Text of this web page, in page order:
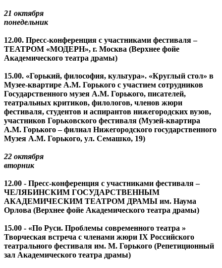
21 октября
понедельник
12.00. Пресс-конференция с участниками фестиваля –
ТЕАТРОМ «МОДЕРН», г. Москва (Верхнее фойе
Академического театра драмы)
15.00. «Горький, философия, культура». «Круглый стол» в
Музее-квартире А.М. Горького с участием сотрудников
Государственного музея А.М. Горького, писателей,
театральных критиков, филологов, членов жюри
фестиваля, студентов и аспирантов нижегородских вузов,
участников Горьковского фестиваля (Музей-квартира
А.М. Горького – филиал Нижегородского государственного
Музея А.М. Горького, ул. Семашко, 19)
22 октября
вторник
12.00 - Пресс-конференция с участниками фестиваля –
ЧЕЛЯБИНСКИМ ГОСУДАРСТВЕННЫМ
АКАДЕМИЧЕСКИМ ТЕАТРОМ ДРАМЫ им. Наума
Орлова (Верхнее фойе Академического театра драмы)
15.00 - «По Руси. Проблемы современного театра »
Творческая встреча с членами жюри IX Российского
театрального фестиваля им. М. Горького (Репетиционный
зал Академического театра драмы)